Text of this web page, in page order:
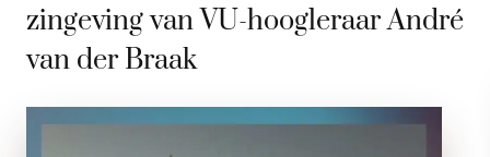
zingeving van VU-hoogleraar André
van der Braak